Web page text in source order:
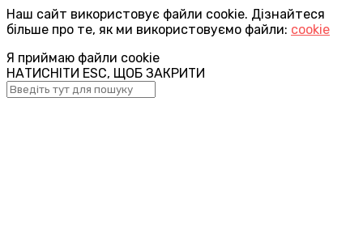
Наш сайт використовує файли cookie. Дізнайтеся
більше про те, як ми використовуємо файли: cookie
Я приймаю файли cookie
НАТИСНІТИ ESC, ЩОБ ЗАКРИТИ